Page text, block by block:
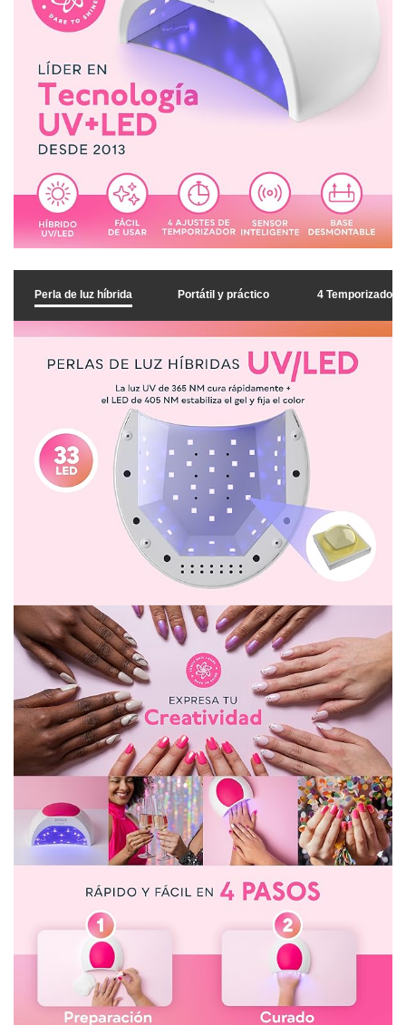
Perla de luz híbrida Portátil y práctico 4